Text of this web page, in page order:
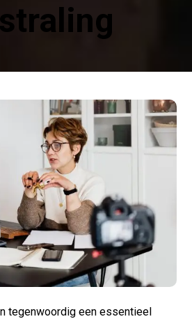
tegenwoordig een essentieel